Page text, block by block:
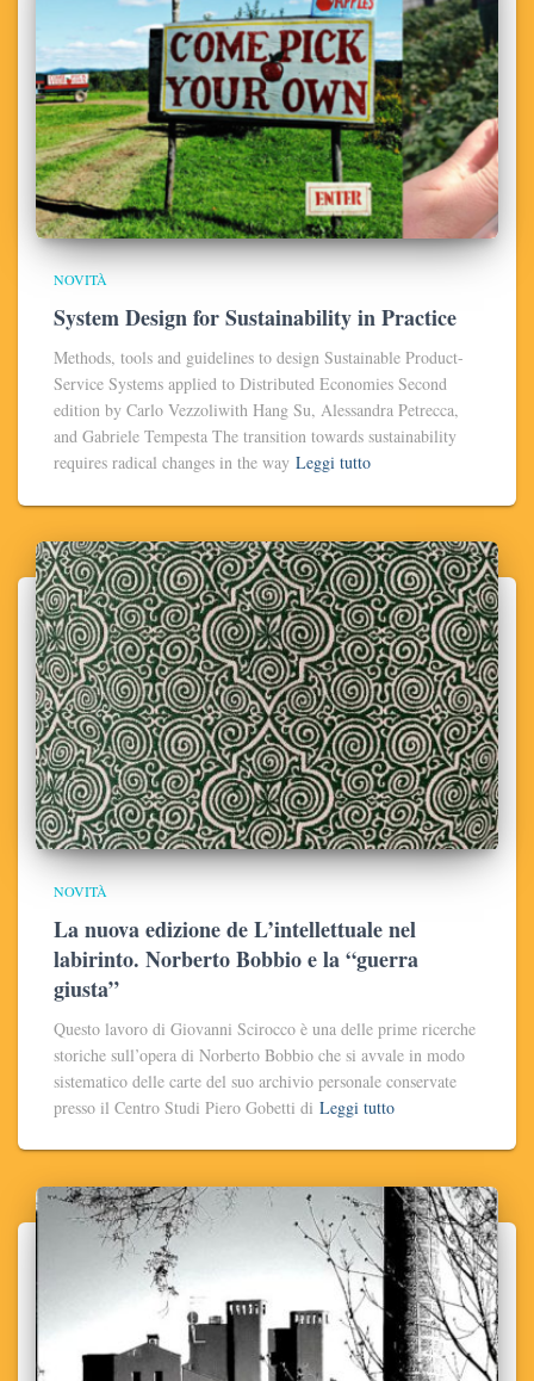
NOVITÀ
System Design for Sustainability in Practice
Methods, tools and guidelines to design Sustainable Product-
Service Systems applied to Distributed Economies Second
edition by Carlo Vezzoliwith Hang Su, Alessandra Petrecca,
and Gabriele Tempesta The transition towards sustainability
requires radical changes in the way Leggi tutto
NOVITÀ
La nuova edizione de L’intellettuale nel
labirinto. Norberto Bobbio e la “guerra
giusta”
Questo lavoro di Giovanni Scirocco è una delle prime ricerche
storiche sull’opera di Norberto Bobbio che si avvale in modo
sistematico delle carte del suo archivio personale conservate
presso il Centro Studi Piero Gobetti di Leggi tutto